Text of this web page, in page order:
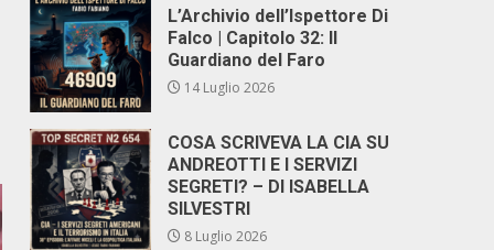
L’Archivio dell’Ispettore Di
Falco | Capitolo 32: Il
Guardiano del Faro
14 Luglio 2026
COSA SCRIVEVA LA CIA SU
ANDREOTTI E I SERVIZI
SEGRETI? – DI ISABELLA
SILVESTRI
8 Luglio 2026